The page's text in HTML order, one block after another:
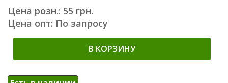
Цена розн.: 55 грн.
Цена опт: По запросу
В КОРЗИНУ